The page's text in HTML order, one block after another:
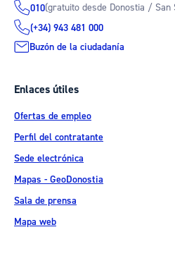
010(gratuito desde Donostia / San
(+34) 943 481 000
Buzón de la ciudadanía
Enlaces útiles
Ofertas de empleo
Perfil del contratante
Sede electrónica
Mapas - GeoDonostia
Sala de prensa
Mapa web